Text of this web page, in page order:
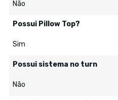
Não
Possui Pillow Top?
Sim
Possui sistema no turn
Não